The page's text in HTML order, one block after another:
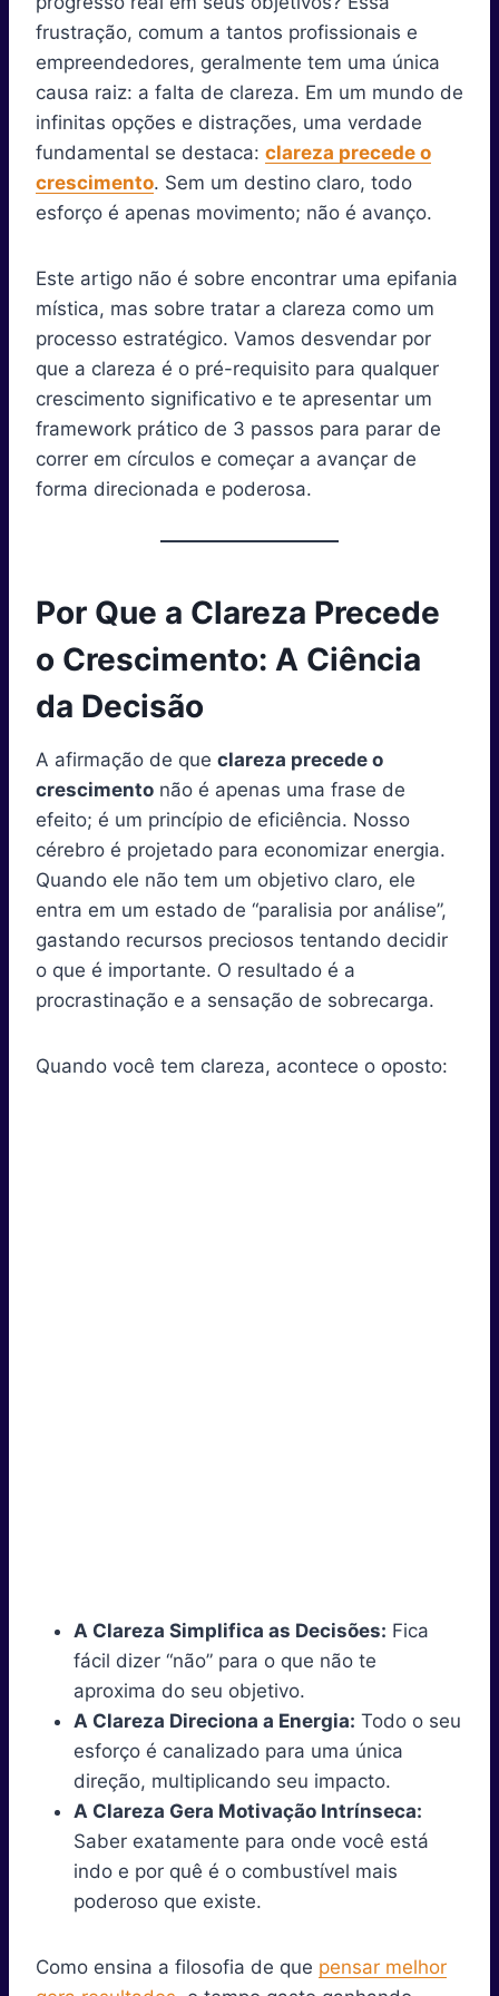
frustração, comum a tantos profissionais e
empreendedores, geralmente tem uma única
causa raiz: a falta de clareza. Em um mundo de
infinitas opções e distrações, uma verdade
fundamental se destaca: clareza precede o
crescimento. Sem um destino claro, todo
esforço é apenas movimento; não é avanço.
Este artigo não é sobre encontrar uma epifania
mística, mas sobre tratar a clareza como um
processo estratégico. Vamos desvendar por
que a clareza é o pré-requisito para qualquer
crescimento significativo e te apresentar um
framework prático de 3 passos para parar de
correr em círculos e começar a avançar de
forma direcionada e poderosa.
Por Que a Clareza Precede
o Crescimento: A Ciência
da Decisão
A afirmação de que clareza precede o
crescimento não é apenas uma frase de
efeito; é um princípio de eficiência. Nosso
cérebro é projetado para economizar energia.
Quando ele não tem um objetivo claro, ele
entra em um estado de “paralisia por análise”,
gastando recursos preciosos tentando decidir
o que é importante. O resultado é a
procrastinação e a sensação de sobrecarga.
Quando você tem clareza, acontece o oposto:
A Clareza Simplifica as Decisões: Fica
fácil dizer “não” para o que não te
aproxima do seu objetivo.
A Clareza Direciona a Energia: Todo o seu
esforço é canalizado para uma única
direção, multiplicando seu impacto.
A Clareza Gera Motivação Intrínseca:
Saber exatamente para onde você está
indo e por quê é o combustível mais
poderoso que existe.
Como ensina a filosofia de que pensar melhor